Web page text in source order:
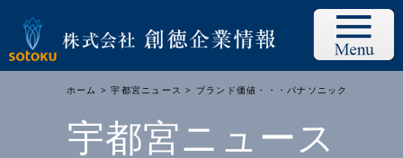
ホーム >宇都宮ニュース > ブランド価値・・・パナソニック
宇都宮ニュース